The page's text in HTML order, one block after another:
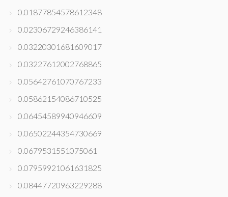
0.01877854578612348
0.02306729246386141
0.03220301681609017
0.03227612002768865
0.05642761070767233
0.05862154086710525
0.06454589940946609
0.06502244354730669
0.0679531551075061
0.07959921061631825
0.08447720963229288